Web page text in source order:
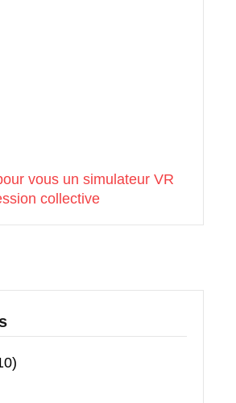
vous un simulateur VR
collective